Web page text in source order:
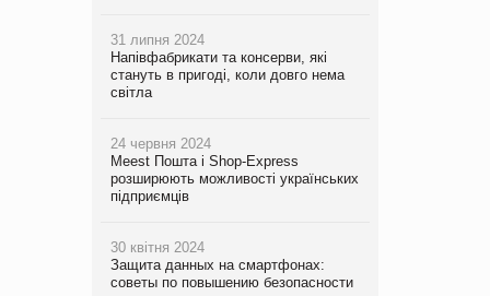
31 липня 2024
Напівфабрикати та консерви, які
стануть в пригоді, коли довго нема
світла
24 червня 2024
Meest Пошта і Shop-Express
розширюють можливості українських
підприємців
30 квітня 2024
Защита данных на смартфонах:
советы по повышению безопасности